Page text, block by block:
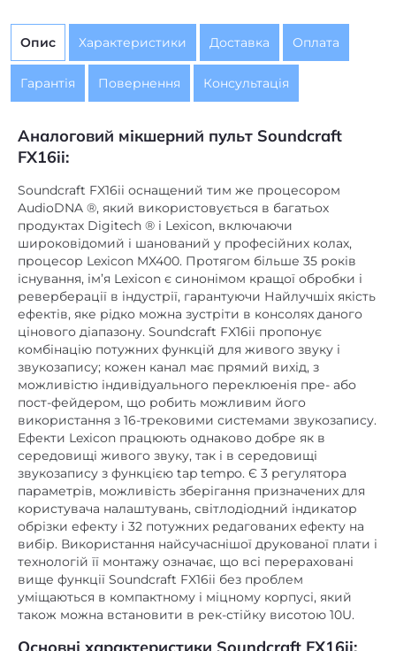
Фейдери є
Опис Характеристики Доставка Оплата
Гарантія Повернення Консультація
Аналоговий мікшерний пульт Soundcraft
FX16ii:
Soundcraft FX16ii оснащений тим же процесором
AudioDNA ®, який використовується в багатьох
продуктах Digitech ® і Lexicon, включаючи
широковідомий і шанований у професійних колах,
процесор Lexicon MX400. Протягом більше 35 років
існування, ім’я Lexicon є синонімом кращої обробки і
реверберації в індустрії, гарантуючи Найлучшіх якість
ефектів, яке рідко можна зустріти в консолях даного
цінового діапазону. Soundcraft FX16ii пропонує
комбінацію потужних функцій для живого звуку і
звукозапису; кожен канал має прямий вихід, з
можливістю індивідуального переклюенія пре- або
пост-фейдером, що робить можливим його
використання з 16-трековими системами звукозапису.
Ефекти Lexicon працюють однаково добре як в
середовищі живого звуку, так і в середовищі
звукозапису з функцією tap tempo. Є 3 регулятора
параметрів, можливість зберігання призначених для
користувача налаштувань, світлодіодний індикатор
обрізки ефекту і 32 потужних редагованих ефекту на
вибір. Використання найсучаснішої друкованої плати і
технологій її монтажу означає, що всі перераховані
вище функції Soundcraft FX16ii без проблем
уміщаються в компактному і міцному корпусі, який
також можна встановити в рек-стійку висотою 10U.